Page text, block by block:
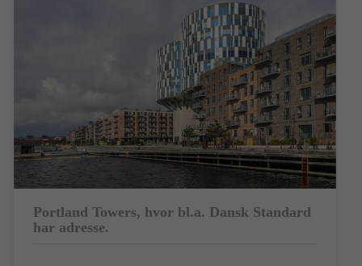
Portland Towers, hvor bl.a. Dansk Standard
har adresse.